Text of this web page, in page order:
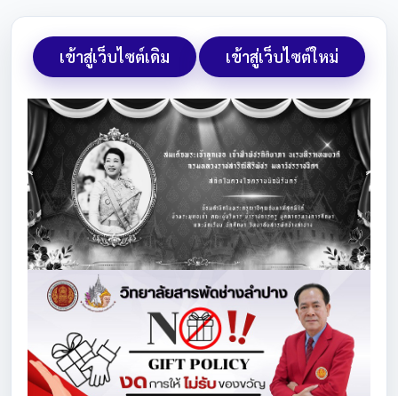
เข้าสู่เว็บไซต์เดิม เข้าสู่เว็บไซต์ใหม่